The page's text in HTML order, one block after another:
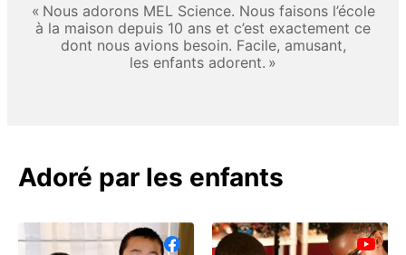
« Nous adorons MEL Science. Nous faisons l’école
à la maison depuis 10 ans et c’est exactement ce
dont nous avions besoin. Facile, amusant,
les enfants adorent. »
Adoré par les enfants